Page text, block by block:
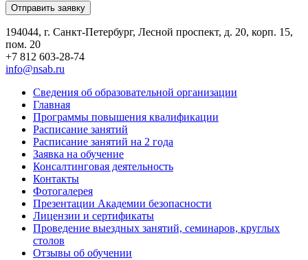
194044, г. Санкт-Петербург, Лесной проспект, д. 20, корп. 15,
пом. 20
+7 812 603-28-74
info@nsab.ru
Сведения об образовательной организации
Главная
Программы повышения квалификации
Расписание занятий
Расписание занятий на 2 года
Заявка на обучение
Консалтинговая деятельность
Контакты
Фотогалерея
Презентации Академии безопасности
Лицензии и сертификаты
Проведение выездных занятий, семинаров, круглых
столов
Отзывы об обучении